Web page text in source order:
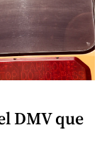
DMV que